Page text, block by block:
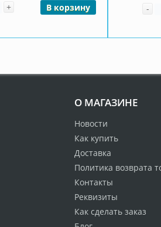
+ В корзину -
О МАГАЗИНЕ
Новости
Как купить
Доставка
Политика возврата
Контакты
Реквизиты
Как сделать заказ